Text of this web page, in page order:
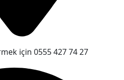
için 0555 427 74 27